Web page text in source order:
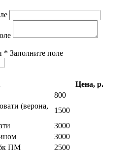
* Заполните поле
Цена, р.
800
(верона,
1500
3000
3000
ПМ
2500